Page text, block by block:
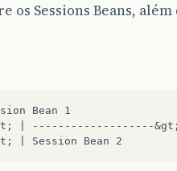
Sessions Beans, além
Bean 1
| -------------------